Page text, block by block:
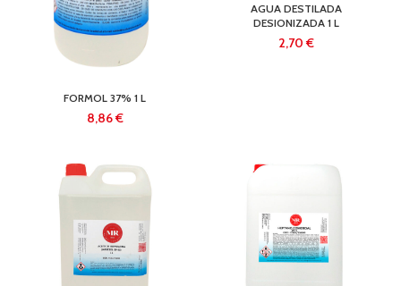
FORMOL 37% 1 L
€
AGUA DESTILADA
DESIONIZADA 1 L
€